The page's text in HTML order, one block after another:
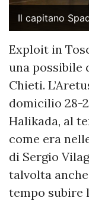
Il capitano
Exploit in
una possibile
Chieti.
domicilio 28-
Halikada, al
come era
di Sergio
talvolta
tempo subire